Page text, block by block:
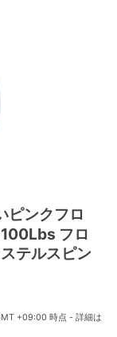
ピンクフロ
フロ
テルスピン
+09:00 時点 -詳細は